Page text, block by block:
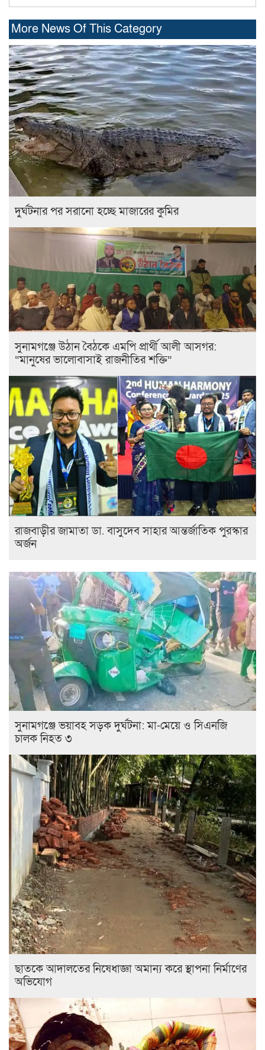
More News Of This Category
দুর্ঘটনার পর সরানো হচ্ছে মাজারের কুমির
সুনামগঞ্জে উঠান বৈঠকে এমপি প্রার্থী আলী আসগর:
“মানুষের ভালোবাসাই রাজনীতির শক্তি”
রাজবাড়ীর জামাতা ডা. বাসুদেব সাহার আন্তর্জাতিক পুরস্কার
অর্জন
সুনামগঞ্জে ভয়াবহ সড়ক দুর্ঘটনা: মা-মেয়ে ও সিএনজি
চালক নিহত ৩
ছাতকে আদালতের নিষেধাজ্ঞা অমান্য করে স্থাপনা নির্মাণের
অভিযোগ